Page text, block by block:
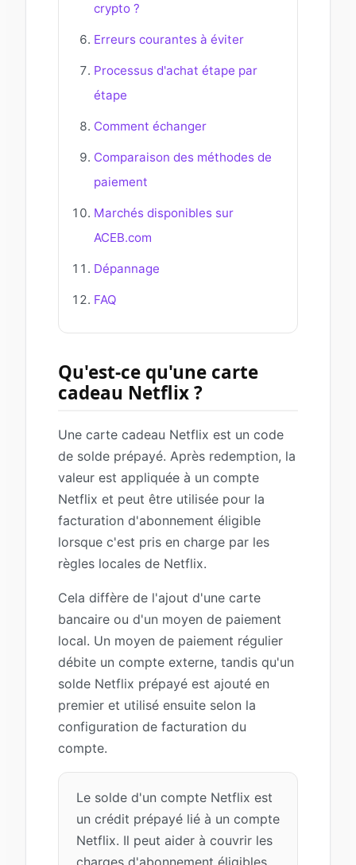
crypto ?
Erreurs courantes à éviter
Processus d'achat étape par
étape
Comment échanger
Comparaison des méthodes de
paiement
Marchés disponibles sur
ACEB.com
Dépannage
FAQ
Qu'est‑ce qu'une carte
cadeau Netflix ?
Une carte cadeau Netflix est un code
de solde prépayé. Après redemption, la
valeur est appliquée à un compte
Netflix et peut être utilisée pour la
facturation d'abonnement éligible
lorsque c'est pris en charge par les
règles locales de Netflix.
Cela diffère de l'ajout d'une carte
bancaire ou d'un moyen de paiement
local. Un moyen de paiement régulier
débite un compte externe, tandis qu'un
solde Netflix prépayé est ajouté en
premier et utilisé ensuite selon la
configuration de facturation du
compte.
Le solde d'un compte Netflix est
un crédit prépayé lié à un compte
Netflix. Il peut aider à couvrir les
charges d'abonnement éligibles